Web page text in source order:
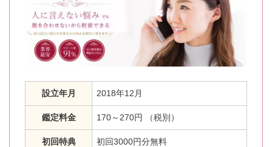
設立年月 2018年12月
鑑定料金 170～270円 （税別）
初回特典 初回3000円分無料